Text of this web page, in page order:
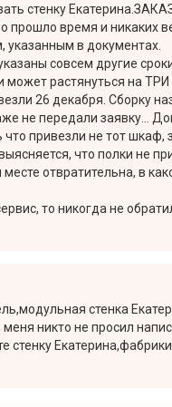
стенку
прошло время и никаких
указанным в документах.
совсем другие
может растянуться на
26 декабря. Сборку
не передали заявку...
привезли не тот
что полки не
отвратительна, в
то никогда не
стенка
меня никто не просил
стенку Екатерина,фабрики